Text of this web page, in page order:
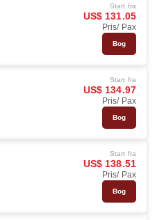
Start fra
US$ 131.05
Pris/ Pax
Bog
Start fra
US$ 134.97
Pris/ Pax
Bog
Start fra
US$ 138.51
Pris/ Pax
Bog